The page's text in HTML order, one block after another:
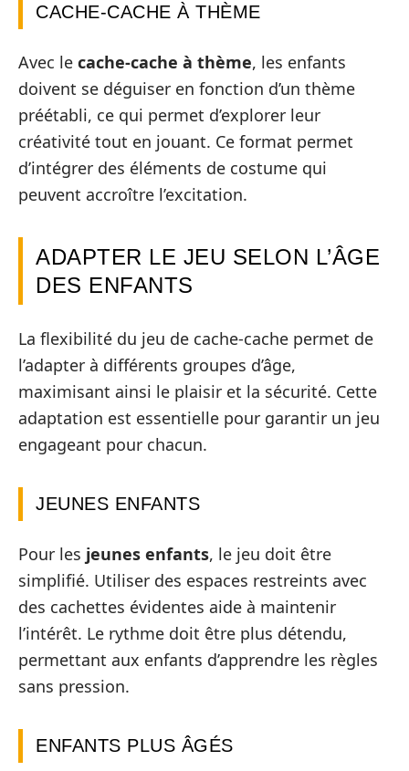
CACHE-CACHE À THÈME
Avec le cache-cache à thème, les enfants
doivent se déguiser en fonction d’un thème
préétabli, ce qui permet d’explorer leur
créativité tout en jouant. Ce format permet
d’intégrer des éléments de costume qui
peuvent accroître l’excitation.
ADAPTER LE JEU SELON L’ÂGE
DES ENFANTS
La flexibilité du jeu de cache-cache permet de
l’adapter à différents groupes d’âge,
maximisant ainsi le plaisir et la sécurité. Cette
adaptation est essentielle pour garantir un jeu
engageant pour chacun.
JEUNES ENFANTS
Pour les jeunes enfants, le jeu doit être
simplifié. Utiliser des espaces restreints avec
des cachettes évidentes aide à maintenir
l’intérêt. Le rythme doit être plus détendu,
permettant aux enfants d’apprendre les règles
sans pression.
ENFANTS PLUS ÂGÉS